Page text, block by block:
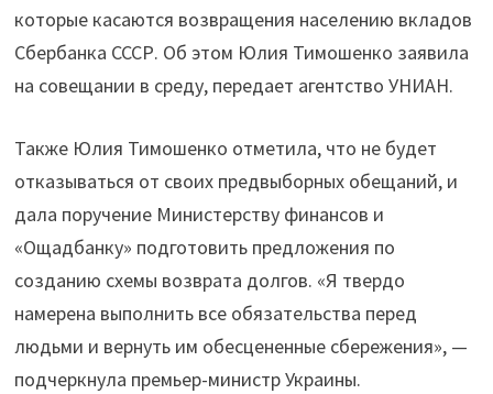
которые касаются возвращения населению вкладов
Сбербанка СССР. Об этом Юлия Тимошенко заявила
на совещании в среду, передает агентство УНИАН.
Также Юлия Тимошенко отметила, что не будет
отказываться от своих предвыборных обещаний, и
дала поручение Министерству финансов и
«Ощадбанку» подготовить предложения по
созданию схемы возврата долгов. «Я твердо
намерена выполнить все обязательства перед
людьми и вернуть им обесцененные сбережения», —
подчеркнула премьер-министр Украины.